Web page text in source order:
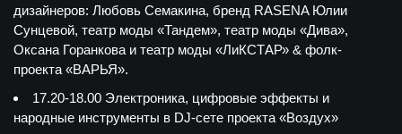
дизайнеров: Любовь Семакина, бренд RASENA Юлии
Сунцевой, театр моды «Тандем», театр моды «Дива»,
Оксана Горанкова и театр моды «ЛиКСТАР» & фолк-
проекта «ВАРЬЯ».
17.20-18.00 Электроника, цифровые эффекты и
народные инструменты в DJ-сете проекта «Воздух»